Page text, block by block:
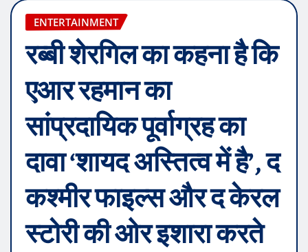
ENTERTAINMENT
रब्बी शेरगिल का कहना है कि
एआर रहमान का
सांप्रदायिक पूर्वाग्रह का
दावा ‘शायद अस्तित्व में है’, द
कश्मीर फाइल्स और द केरल
स्टोरी की ओर इशारा करते